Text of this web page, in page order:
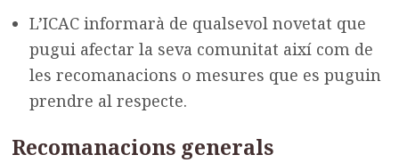
L’ICAC informarà de qualsevol novetat que
pugui afectar la seva comunitat així com de
les recomanacions o mesures que es puguin
prendre al respecte.
Recomanacions generals